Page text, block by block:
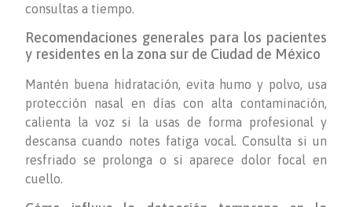
consultas a tiempo.
Recomendaciones generales para los pacientes
y residentes en la zona sur de Ciudad de México
Mantén buena hidratación, evita humo y polvo, usa
protección nasal en días con alta contaminación,
calienta la voz si la usas de forma profesional y
descansa cuando notes fatiga vocal. Consulta si un
resfriado se prolonga o si aparece dolor focal en
cuello.